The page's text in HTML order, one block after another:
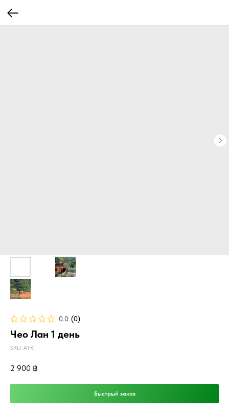
0.0 (0)
Чео Лан 1 день
SKU: ATK
2 900 ฿
Быстрый заказ